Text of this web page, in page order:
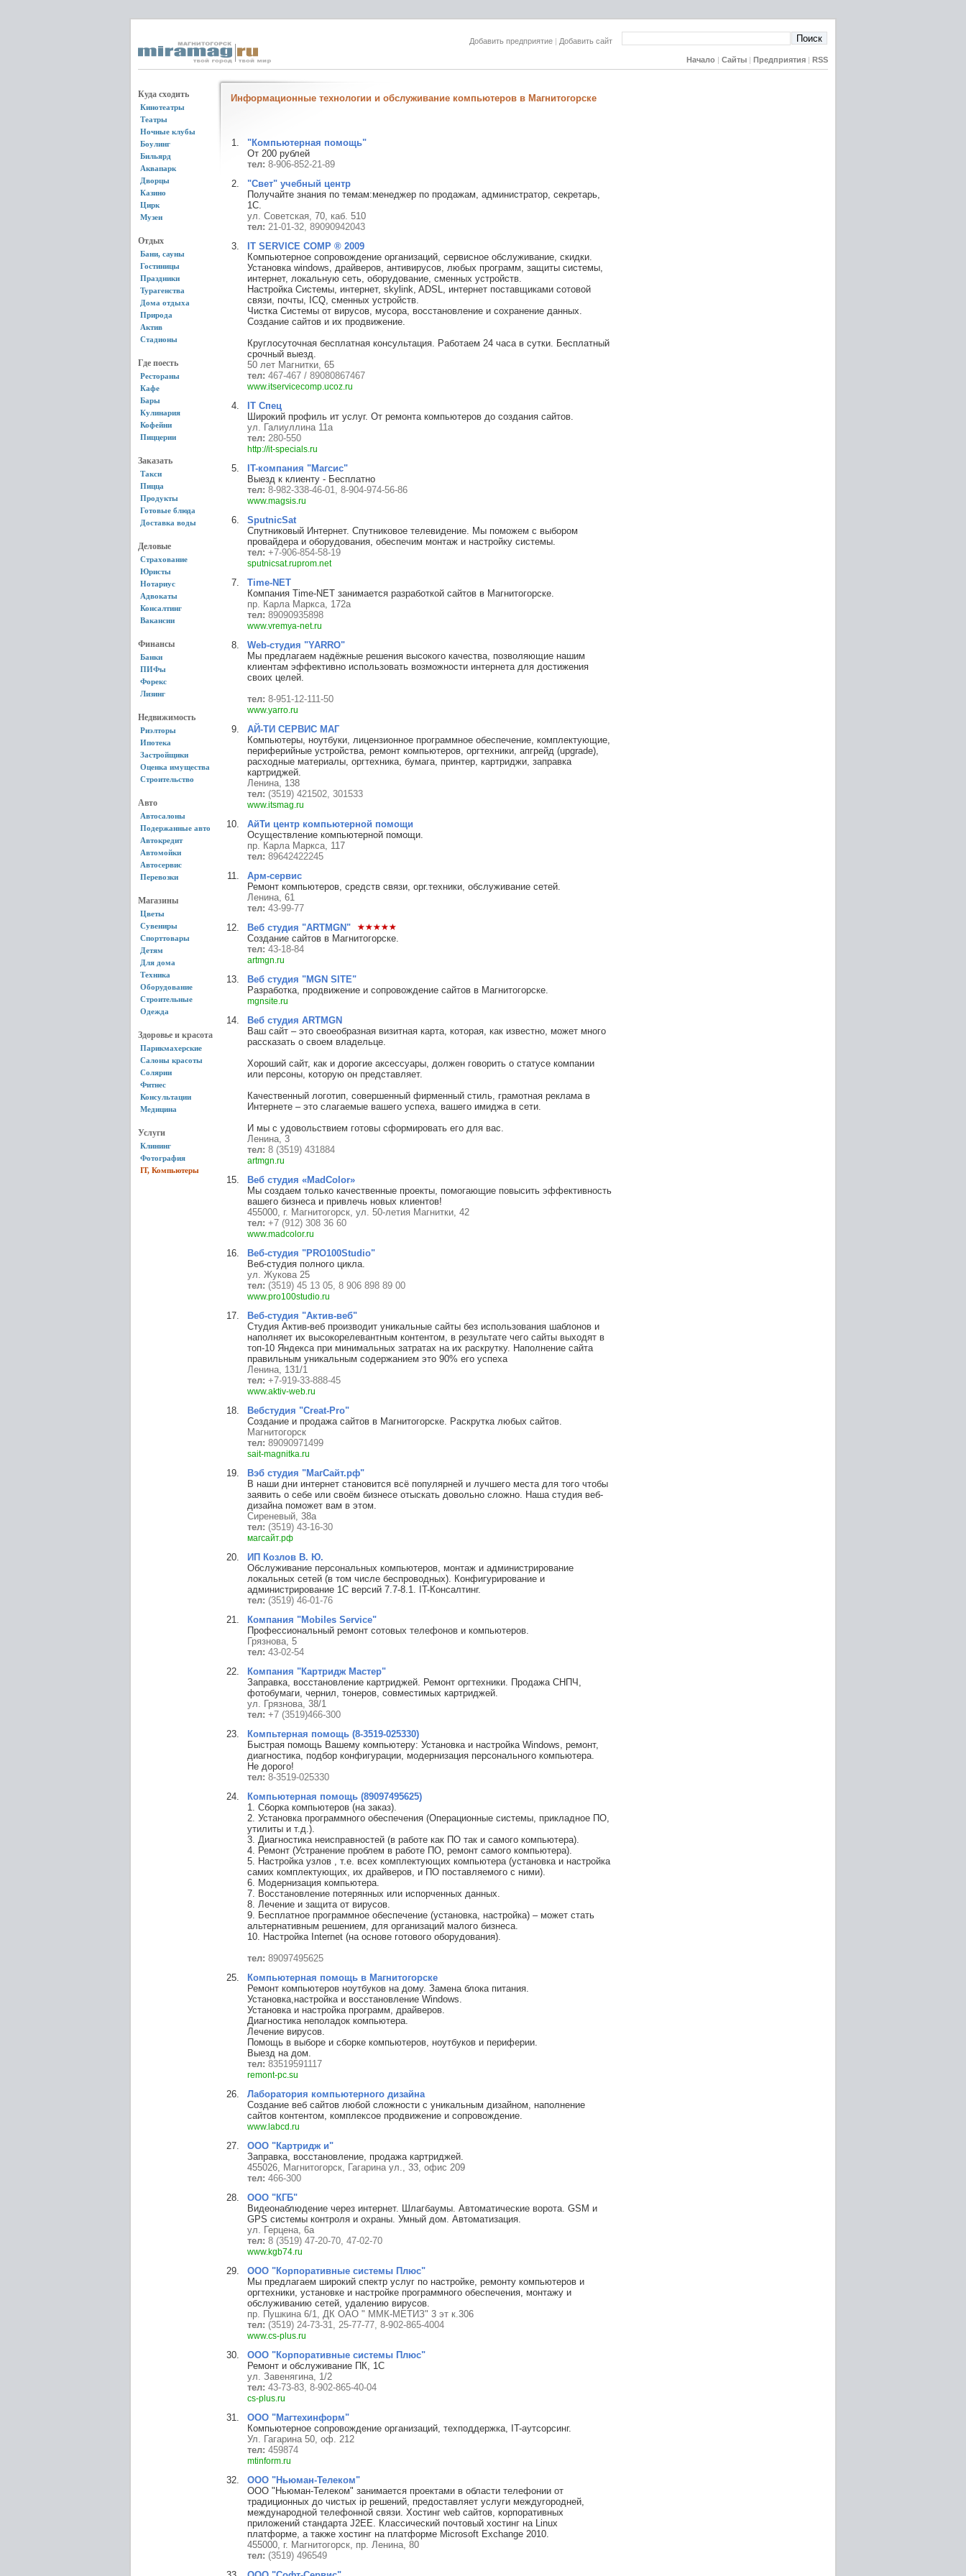
Добавить предприятие | Добавить сайт
Начало Сайты Предприятия RSS
Куда сходить
Кинотеатры
Театры
Ночные клубы
Боулинг
Бильярд
Аквапарк
Дворцы
Казино
Цирк
Музеи
Отдых
Бани, сауны
Гостиницы
Праздники
Турагенства
Дома отдыха
Природа
Актив
Стадионы
Где поесть
Рестораны
Кафе
Бары
Кулинария
Кофейни
Пиццерии
Заказать
Такси
Пицца
Продукты
Готовые блюда
Доставка воды
Деловые
Страхование
Юристы
Нотариус
Адвокаты
Консалтинг
Вакансии
Финансы
Банки
ПИФы
Форекс
Лизинг
Недвижимость
Риэлторы
Ипотека
Застройщики
Оценка имущества
Строительство
Авто
Автосалоны
Подержанные авто
Автокредит
Автомойки
Автосервис
Перевозки
Магазины
Цветы
Сувениры
Спорттовары
Детям
Для дома
Техника
Оборудование
Строительные
Одежда
Здоровье и красота
Парикмахерские
Салоны красоты
Солярии
Фитнес
Консультации
Медицина
Услуги
Клининг
Фотография
IT, Компьютеры
Информационные технологии и обслуживание компьютеров в Магнитогорске
"Компьютерная помощь"
От 200 рублей
тел: 8-906-852-21-89
"Свет" учебный центр
Получайте знания по темам:менеджер по продажам, администратор, секретарь,
1С.
ул. Советская, 70, каб. 510
тел: 21-01-32, 89090942043
IT SERVICE COMP ® 2009
Компьютерное сопровождение организаций, сервисное обслуживание, скидки.
Установка windows, драйверов, антивирусов, любых программ, защиты системы,
интернет, локальную сеть, оборудование, сменных устройств.
Настройка Системы, интернет, skylink, ADSL, интернет поставщиками сотовой
связи, почты, ICQ, сменных устройств.
Чистка Системы от вирусов, мусора, восстановление и сохранение данных.
Создание сайтов и их продвижение.
Круглосуточная бесплатная консультация. Работаем 24 часа в сутки. Бесплатный
срочный выезд.
50 лет Магнитки, 65
тел: 467-467 / 89080867467
www.itservicecomp.ucoz.ru
IT Спец
Широкий профиль ит услуг. От ремонта компьютеров до создания сайтов.
ул. Галиуллина 11а
тел: 280-550
http://it-specials.ru
IT-компания "Магсис"
Выезд к клиенту - Бесплатно
тел: 8-982-338-46-01, 8-904-974-56-86
www.magsis.ru
SputnicSat
Спутниковый Интернет. Спутниковое телевидение. Мы поможем с выбором
провайдера и оборудования, обеспечим монтаж и настройку системы.
тел: +7-906-854-58-19
sputnicsat.ruprom.net
Time-NET
Компания Time-NET занимается разработкой сайтов в Магнитогорске.
пр. Карла Маркса, 172а
тел: 89090935898
www.vremya-net.ru
Web-студия "YARRO"
Мы предлагаем надёжные решения высокого качества, позволяющие нашим
клиентам эффективно использовать возможности интернета для достижения
своих целей.
тел: 8-951-12-111-50
www.yarro.ru
АЙ-ТИ СЕРВИС МАГ
Компьютеры, ноутбуки, лицензионное программное обеспечение, комплектующие,
периферийные устройства, ремонт компьютеров, оргтехники, апгрейд (upgrade),
расходные материалы, оргтехника, бумага, принтер, картриджи, заправка
картриджей.
Ленина, 138
тел: (3519) 421502, 301533
www.itsmag.ru
АйТи центр компьютерной помощи
Осуществление компьютерной помощи.
пр. Карла Маркса, 117
тел: 89642422245
Арм-сервис
Ремонт компьютеров, средств связи, орг.техники, обслуживание сетей.
Ленина, 61
тел: 43-99-77
Веб студия "ARTMGN"
Создание сайтов в Магнитогорске.
тел: 43-18-84
artmgn.ru
Веб студия "MGN SITE"
Разработка, продвижение и сопровождение сайтов в Магнитогорске.
mgnsite.ru
Веб студия ARTMGN
Ваш сайт – это своеобразная визитная карта, которая, как известно, может много
рассказать о своем владельце.
Хороший сайт, как и дорогие аксессуары, должен говорить о статусе компании
или персоны, которую он представляет.
Качественный логотип, совершенный фирменный стиль, грамотная реклама в
Интернете – это слагаемые вашего успеха, вашего имиджа в сети.
И мы с удовольствием готовы сформировать его для вас.
Ленина, 3
тел: 8 (3519) 431884
artmgn.ru
Веб студия «MadColor»
Мы создаем только качественные проекты, помогающие повысить эффективность
вашего бизнеса и привлечь новых клиентов!
455000, г. Магнитогорск, ул. 50-летия Магнитки, 42
тел: +7 (912) 308 36 60
www.madcolor.ru
Веб-студия "PRO100Studio"
Веб-студия полного цикла.
ул. Жукова 25
тел: (3519) 45 13 05, 8 906 898 89 00
www.pro100studio.ru
Веб-студия "Актив-веб"
Студия Актив-веб производит уникальные сайты без использования шаблонов и
наполняет их высокорелевантным контентом, в результате чего сайты выходят в
топ-10 Яндекса при минимальных затратах на их раскрутку. Наполнение сайта
правильным уникальным содержанием это 90% его успеха
Ленина, 131/1
тел: +7-919-33-888-45
www.aktiv-web.ru
Вебстудия "Creat-Pro"
Создание и продажа сайтов в Магнитогорске. Раскрутка любых сайтов.
Магнитогорск
тел: 89090971499
sait-magnitka.ru
Вэб студия "МагСайт.рф"
В наши дни интернет становится всё популярней и лучшего места для того чтобы
заявить о себе или своём бизнесе отыскать довольно сложно. Наша студия веб-
дизайна поможет вам в этом.
Сиреневый, 38а
тел: (3519) 43-16-30
магсайт.рф
ИП Козлов В. Ю.
Обслуживание персональных компьютеров, монтаж и администрирование
локальных сетей (в том числе беспроводных). Конфигурирование и
администрирование 1С версий 7.7-8.1. IT-Консалтинг.
тел: (3519) 46-01-76
Компания "Mobiles Service"
Профессиональный ремонт сотовых телефонов и компьютеров.
Грязнова, 5
тел: 43-02-54
Компания "Картридж Мастер"
Заправка, восстановление картриджей. Ремонт оргтехники. Продажа СНПЧ,
фотобумаги, чернил, тонеров, совместимых картриджей.
ул. Грязнова, 38/1
тел: +7 (3519)466-300
Компьтерная помощь (8-3519-025330)
Быстрая помощь Вашему компьютеру: Установка и настройка Windows, ремонт,
диагностика, подбор конфигурации, модернизация персонального компьютера.
Не дорого!
тел: 8-3519-025330
Компьютерная помощь (89097495625)
1. Сборка компьютеров (на заказ).
2. Установка программного обеспечения (Операционные системы, прикладное ПО,
утилиты и т.д.).
3. Диагностика неисправностей (в работе как ПО так и самого компьютера).
4. Ремонт (Устранение проблем в работе ПО, ремонт самого компьютера).
5. Настройка узлов , т.е. всех комплектующих компьютера (установка и настройка
самих комплектующих, их драйверов, и ПО поставляемого с ними).
6. Модернизация компьютера.
7. Восстановление потерянных или испорченных данных.
8. Лечение и защита от вирусов.
9. Бесплатное программное обеспечение (установка, настройка) – может стать
альтернативным решением, для организаций малого бизнеса.
10. Настройка Internet (на основе готового оборудования).
тел: 89097495625
Компьютерная помощь в Магнитогорске
Ремонт компьютеров ноутбуков на дому. Замена блока питания.
Установка,настройка и восстановление Windows.
Установка и настройка программ, драйверов.
Диагностика неполадок компьютера.
Лечение вирусов.
Помощь в выборе и сборке компьютеров, ноутбуков и периферии.
Выезд на дом.
тел: 83519591117
remont-pc.su
Лаборатория компьютерного дизайна
Создание веб сайтов любой сложности с уникальным дизайном, наполнение
сайтов контентом, комплексое продвижение и сопровождение.
www.labcd.ru
ООО "Картридж и"
Заправка, восстановление, продажа картриджей.
455026, Магнитогорск, Гагарина ул., 33, офис 209
тел: 466-300
ООО "КГБ"
Видеонаблюдение через интернет. Шлагбаумы. Автоматические ворота. GSM и
GPS системы контроля и охраны. Умный дом. Автоматизация.
ул. Герцена, 6а
тел: 8 (3519) 47-20-70, 47-02-70
www.kgb74.ru
ООО "Корпоративные системы Плюс"
Мы предлагаем широкий спектр услуг по настройке, ремонту компьютеров и
оргтехники, установке и настройке программного обеспечения, монтажу и
обслуживанию сетей, удалению вирусов.
пр. Пушкина 6/1, ДК ОАО " ММК-МЕТИЗ" 3 эт к.306
тел: (3519) 24-73-31, 25-77-77, 8-902-865-4004
www.cs-plus.ru
ООО "Корпоративные системы Плюс"
Ремонт и обслуживание ПК, 1С
ул. Завенягина, 1/2
тел: 43-73-83, 8-902-865-40-04
cs-plus.ru
ООО "Магтехинформ"
Компьютерное сопровождение организаций, техподдержка, IT-аутсорсинг.
Ул. Гагарина 50, оф. 212
тел: 459874
mtinform.ru
ООО "Ньюман-Телеком"
ООО "Ньюман-Телеком" занимается проектами в области телефонии от
традиционных до чистых ip решений, предоставляет услуги междугородней,
международной телефонной связи. Хостинг web сайтов, корпоративных
приложений стандарта J2EE. Классический почтовый хостинг на Linux
платформе, а также хостинг на платформе Microsoft Exchange 2010.
455000, г. Магнитогорск, пр. Ленина, 80
тел: (3519) 496549